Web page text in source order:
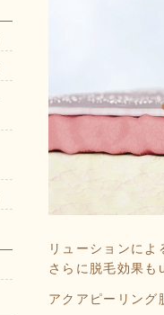
リューションに
さらに脱毛効果も
アクアピーリン